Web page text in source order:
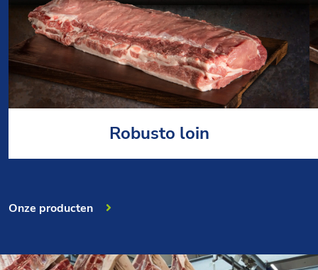
Robusto loin
Onze producten